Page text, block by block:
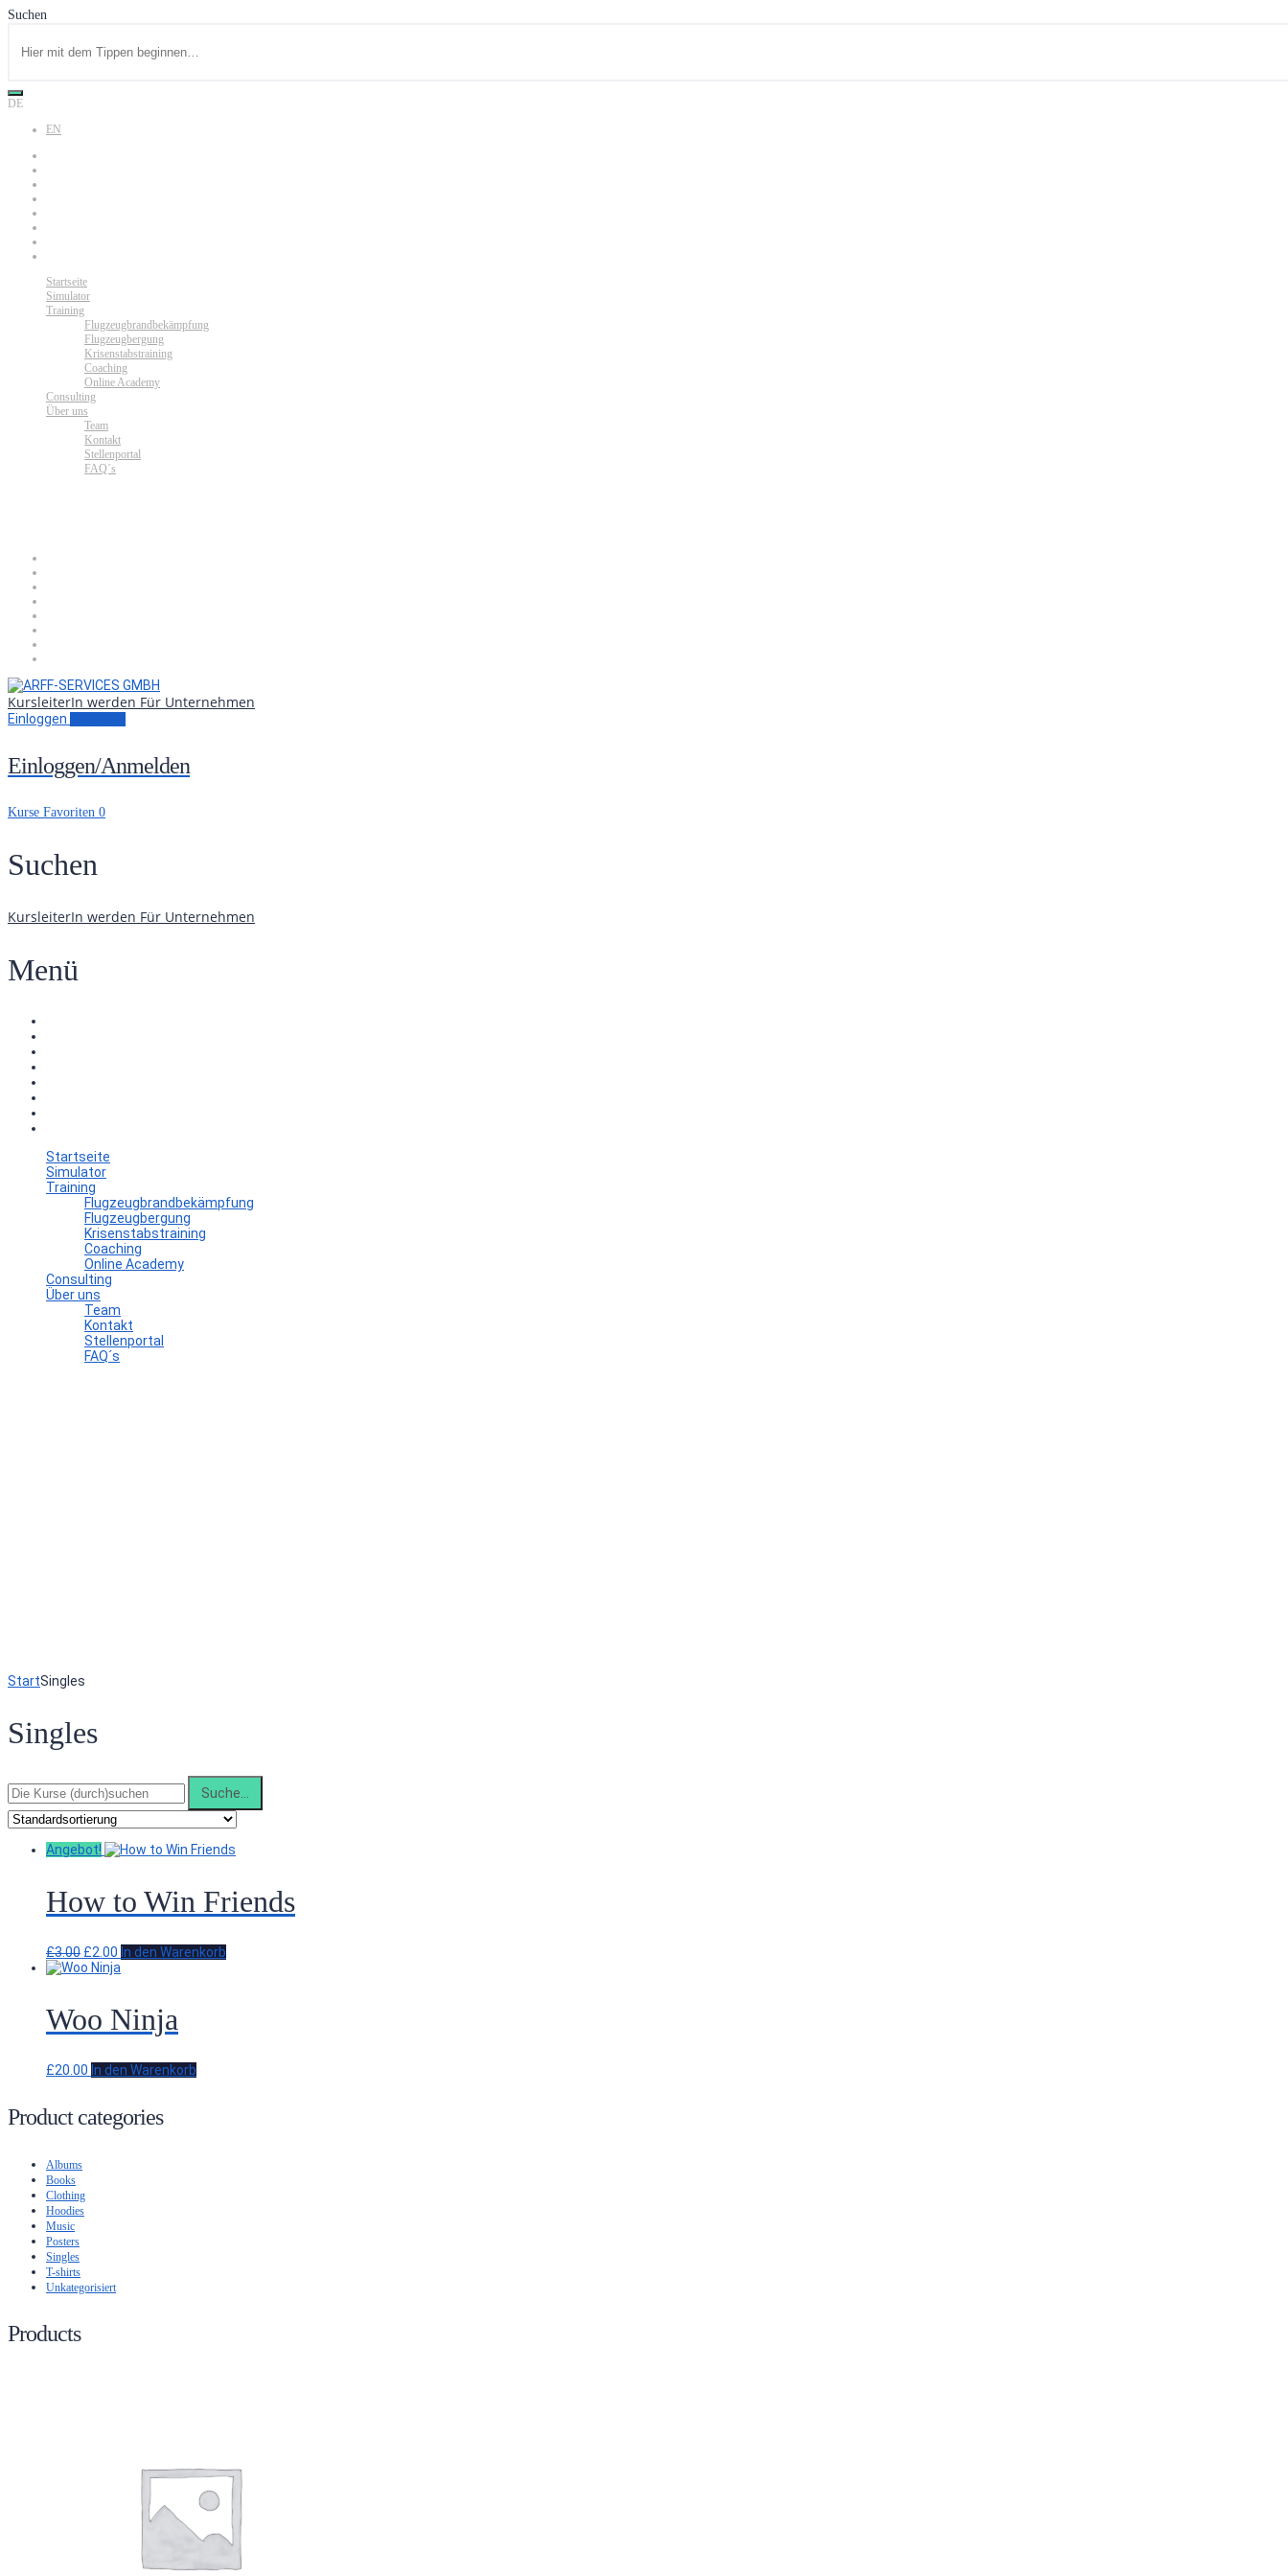
Suchen
DE
EN
Startseite
Simulator
Training
Flugzeugbrandbekämpfung
Flugzeugbergung
Krisenstabstraining
Coaching
Online Academy
Consulting
Über uns
Team
Kontakt
Stellenportal
FAQ´s
KursleiterIn werden Für Unternehmen
Einloggen
Einloggen/Anmelden
Kurse Favoriten 0
Suchen
KursleiterIn werden Für Unternehmen
Menü
Startseite
Simulator
Training
Flugzeugbrandbekämpfung
Flugzeugbergung
Krisenstabstraining
Coaching
Online Academy
Consulting
Über uns
Team
Kontakt
Stellenportal
FAQ´s
StartSingles
Singles
Suche
nach:
Angebot!
How to Win Friends
£3.00 Ursprünglicher
Preis
£2.00 Aktueller
Preis
In den Warenkorb
Woo Ninja
£20.00 In den Warenkorb
Product categories
Albums
Books
Clothing
Hoodies
Music
Posters
Singles
T-shirts
Unkategorisiert
Products